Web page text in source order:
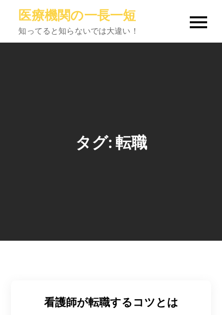
content
医療機関の一長一短
知ってると知らないでは大違い！
タグ: 転職
看護師が転職するコツとは